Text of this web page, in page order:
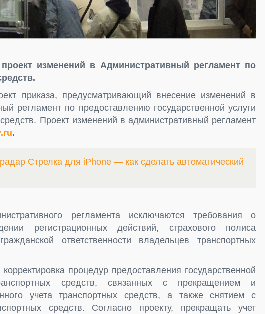
изменений в Административный регламент по
приказа, предусматривающий внесение изменений в
регламент по предоставлению государственной услуги
Проект изменений в административный регламент
.
Стрелка для iPhone — как сделать автоматический
регламента исключаются требования о
регистрационных действий, страхового полиса
ответственности владельцев транспортных
процедур предоставления государственной
средств, связанных с прекращением и
учета транспортных средств, а также снятием с
средств. Согласно проекту, прекращать учет